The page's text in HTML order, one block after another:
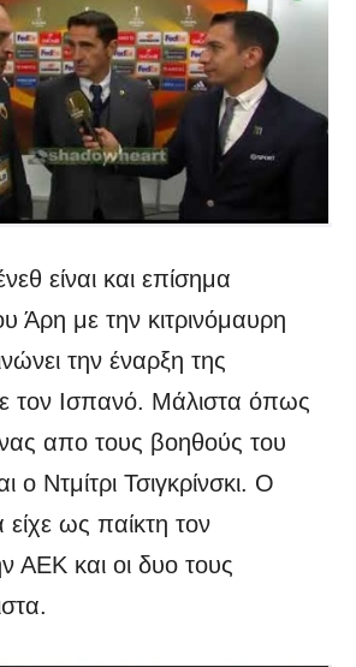
είναι και επίσημα
Άρη με την κιτρινόμαυρη
την έναρξη της
τον Ισπανό. Μάλιστα όπως
απο τους βοηθούς του
ο Ντμίτρι Τσιγκρίνσκι. Ο
είχε ως παίκτη τον
ΑΕΚ και οι δυο τους